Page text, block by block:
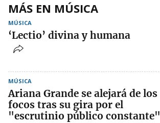
MÁS EN MÚSICA
MÚSICA
‘Lectio’ divina y humana
MÚSICA
Ariana Grande se alejará de los
focos tras su gira por el
"escrutinio público constante"